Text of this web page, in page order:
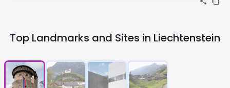
Top Landmarks and Sites in Liechtenstein